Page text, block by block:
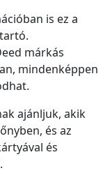
is ez a
márkás
mindenképpen
ajánljuk, akik
és az
és